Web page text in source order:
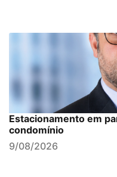
Estacionamento em
condomínio
9/08/2026